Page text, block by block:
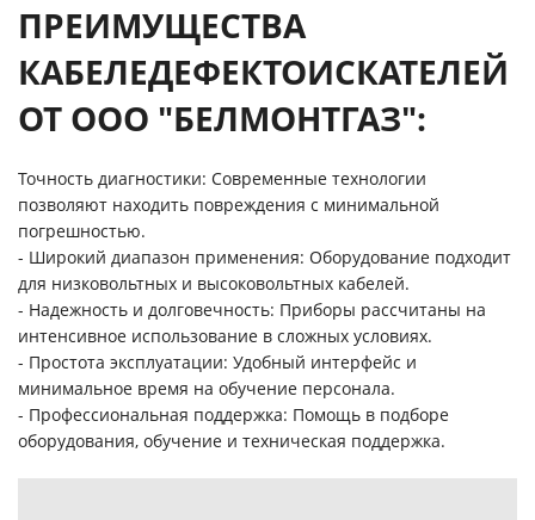
ПРЕИМУЩЕСТВА
КАБЕЛЕДЕФЕКТОИСКАТЕЛЕЙ
ОТ ООО "БЕЛМОНТГАЗ":
Точность диагностики: Современные технологии
позволяют находить повреждения с минимальной
погрешностью.
- Широкий диапазон применения: Оборудование подходит
для низковольтных и высоковольтных кабелей.
- Надежность и долговечность: Приборы рассчитаны на
интенсивное использование в сложных условиях.
- Простота эксплуатации: Удобный интерфейс и
минимальное время на обучение персонала.
- Профессиональная поддержка: Помощь в подборе
оборудования, обучение и техническая поддержка.